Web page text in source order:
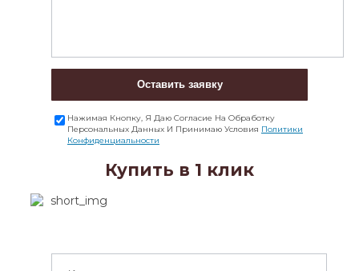
Оставить заявку
Нажимая Кнопку, Я Даю Согласие На Обработку
Персональных Данных И Принимаю Условия Политики
Конфиденциальности
Купить в 1 клик